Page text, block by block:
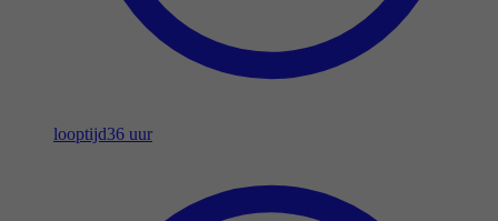
looptijd36 uur